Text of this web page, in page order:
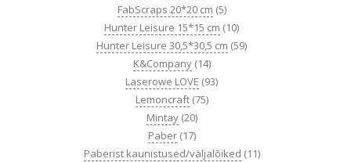
FabScraps 20*20 cm (5)
Hunter Leisure 15*15 cm (10)
Hunter Leisure 30,5*30,5 cm (59)
K&Company (14)
Laserowe LOVE (93)
Lemoncraft (75)
Mintay (20)
Paber (17)
Paberist kaunistused/väljalõiked (11)